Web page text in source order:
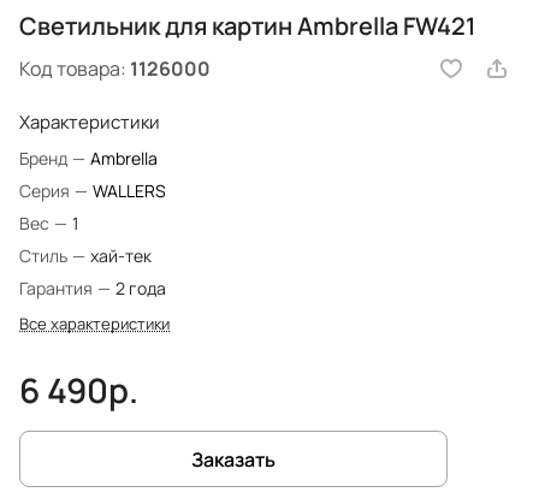
Светильник для картин Ambrella FW421
Код товара: 1126000
Характеристики
Бренд — Ambrella
Серия — WALLERS
Вес — 1
Стиль — хай-тек
Гарантия — 2 года
Все характеристики
6 490р.
Заказать